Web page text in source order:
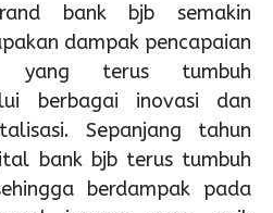
bank bjb semakin
dampak pencapaian
yang terus tumbuh
berbagai inovasi dan
Sepanjang tahun
bank bjb terus tumbuh
berdampak pada